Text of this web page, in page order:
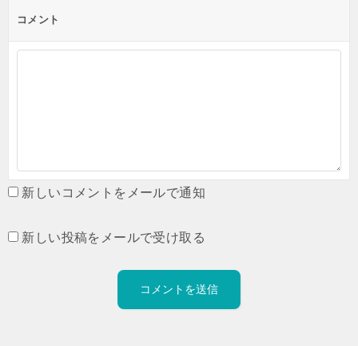
コメント
新しいコメントをメールで通知
新しい投稿をメールで受け取る